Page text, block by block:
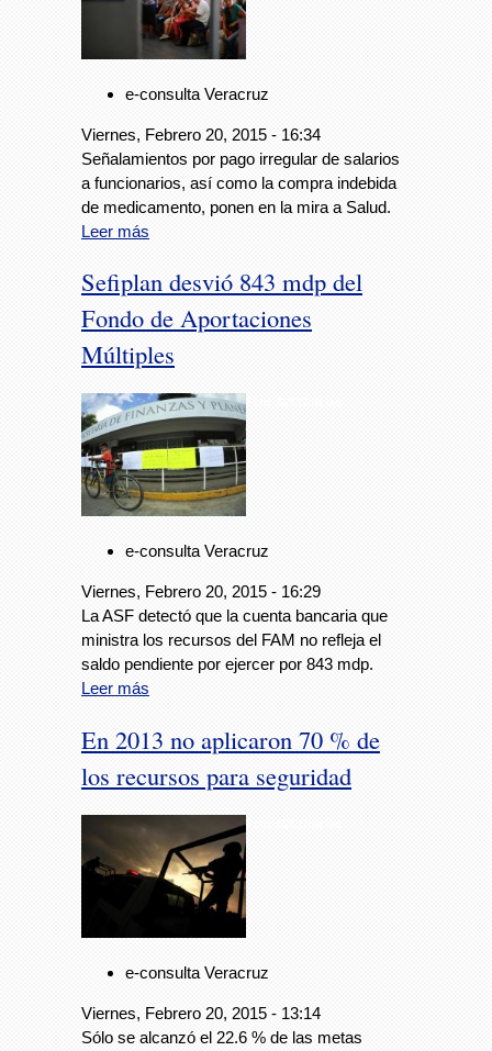
e-consulta Veracruz
Viernes, Febrero 20, 2015 - 16:34
Señalamientos por pago irregular de salarios
a funcionarios, así como la compra indebida
de medicamento, ponen en la mira a Salud.
Leer más
Sefiplan desvió 843 mdp del
Fondo de Aportaciones
Múltiples
e-consulta Veracruz
Viernes, Febrero 20, 2015 - 16:29
La ASF detectó que la cuenta bancaria que
ministra los recursos del FAM no refleja el
saldo pendiente por ejercer por 843 mdp.
Leer más
En 2013 no aplicaron 70 % de
los recursos para seguridad
e-consulta Veracruz
Viernes, Febrero 20, 2015 - 13:14
Sólo se alcanzó el 22.6 % de las metas